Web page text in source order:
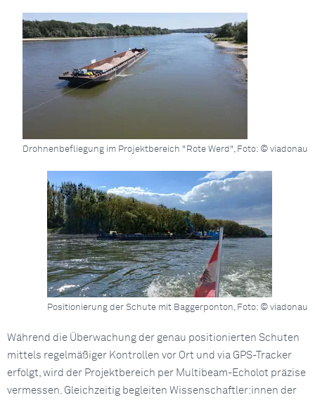
Drohnenbefliegung im Projektbereich "Rote Werd", Foto: © viadonau
Positionierung der Schute mit Baggerponton, Foto: © viadonau
Während die Überwachung der genau positionierten Schuten
mittels regelmäßiger Kontrollen vor Ort und via GPS-Tracker
erfolgt, wird der Projektbereich per Multibeam-Echolot präzise
vermessen. Gleichzeitig begleiten Wissenschaftler:innen der